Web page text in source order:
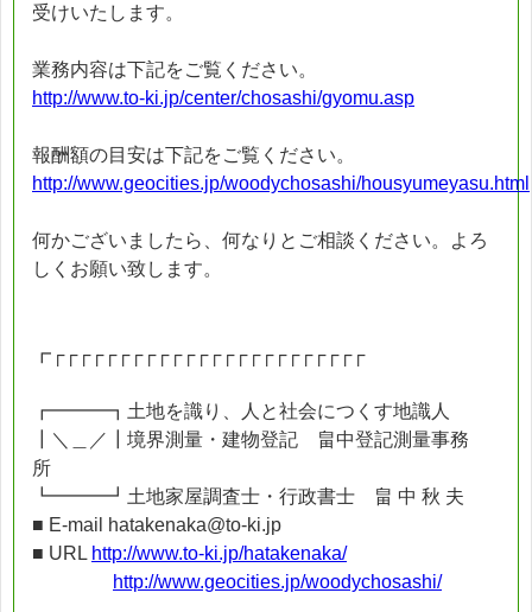
受けいたします。
業務内容は下記をご覧ください。
http://www.to-ki.jp/center/chosashi/gyomu.asp
報酬額の目安は下記をご覧ください。
http://www.geocities.jp/woodychosashi/housyumeyasu.html
何かございましたら、何なりとご相談ください。よろ
しくお願い致します。
┏┌┌┌┌┌┌┌┌┌┌┌┌┌┌┌┌┌┌┌┌┌┌┌┌
┏━━━┓土地を識り、人と社会につくす地識人
┃＼＿／┃境界測量・建物登記 畠中登記測量事務
所
┗━━━┛土地家屋調査士・行政書士 畠 中 秋 夫
■ E-mail hatakenaka@to-ki.jp
■ URL http://www.to-ki.jp/hatakenaka/
http://www.geocities.jp/woodychosashi/